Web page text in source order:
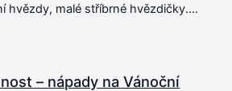
hvězdy, malé stříbrné hvězdičky.…
– nápady na Vánoční